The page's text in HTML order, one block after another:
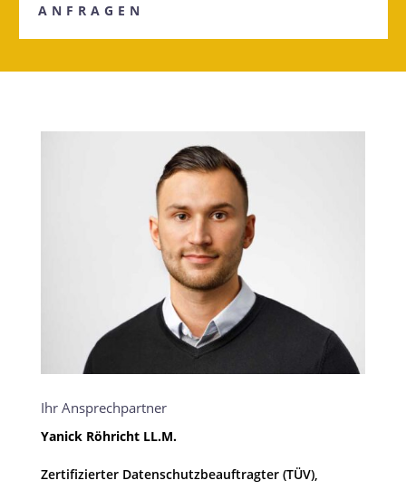
ANFRAGEN
Ihr Ansprechpartner
Yanick Röhricht LL.M.
Zertifizierter Datenschutzbeauftragter (TÜV),